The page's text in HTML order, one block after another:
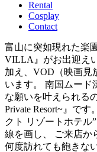
Rental
Cosplay
Contact
富山に突如現れた楽
VILLA』がお出迎え
加え、VOD（映画見
います。 南国ムード
な願いを叶えられる
Private Resort~』で
クト リゾートホテル
線を画し、 ご来店か
何度訪れても飽きな